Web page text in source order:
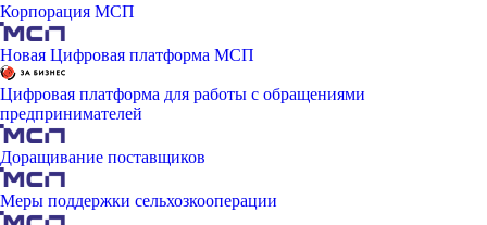
Корпорация МСП
Новая Цифровая платформа МСП
Цифровая платформа для работы с обращениями
предпринимателей
Доращивание поставщиков
Меры поддержки сельхозкооперации